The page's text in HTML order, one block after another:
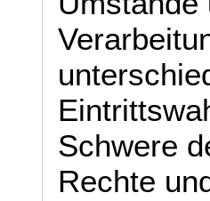
Schwere
Rechte